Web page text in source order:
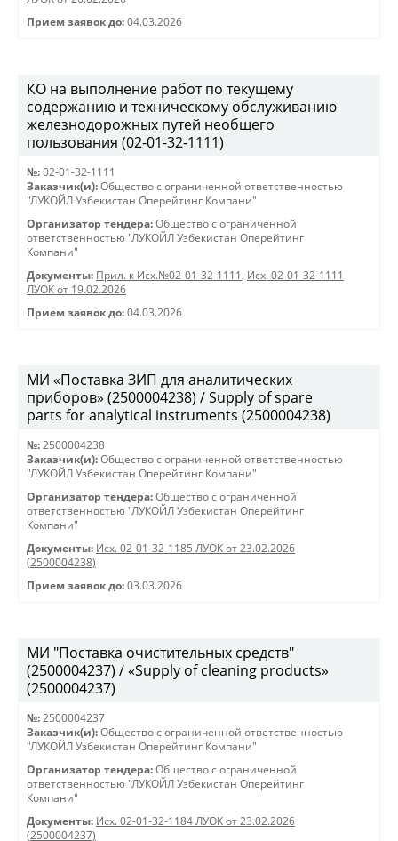
Прием заявок до: 04.03.2026
КО на выполнение работ по текущему
содержанию и техническому обслуживанию
железнодорожных путей необщего
пользования (02-01-32-1111)
№: 02-01-32-1111
Заказчик(и): Общество с ограниченной ответственностью
"ЛУКОЙЛ Узбекистан Оперейтинг Компани"
Организатор тендера: Общество с ограниченной
ответственностью "ЛУКОЙЛ Узбекистан Оперейтинг
Компани"
Документы: Прил. к Исх.№02-01-32-1111 , Исх. 02-01-32-1111
ЛУОК от 19.02.2026
Прием заявок до: 04.03.2026
МИ «Поставка ЗИП для аналитических
приборов» (2500004238) / Supply of spare
parts for analytical instruments (2500004238)
№: 2500004238
Заказчик(и): Общество с ограниченной ответственностью
"ЛУКОЙЛ Узбекистан Оперейтинг Компани"
Организатор тендера: Общество с ограниченной
ответственностью "ЛУКОЙЛ Узбекистан Оперейтинг
Компани"
Документы: Исх. 02-01-32-1185 ЛУОК от 23.02.2026
(2500004238)
Прием заявок до: 03.03.2026
МИ "Поставка очистительных средств"
(2500004237) / «Supply of cleaning products»
(2500004237)
№: 2500004237
Заказчик(и): Общество с ограниченной ответственностью
"ЛУКОЙЛ Узбекистан Оперейтинг Компани"
Организатор тендера: Общество с ограниченной
ответственностью "ЛУКОЙЛ Узбекистан Оперейтинг
Компани"
Документы: Исх. 02-01-32-1184 ЛУОК от 23.02.2026
(2500004237)